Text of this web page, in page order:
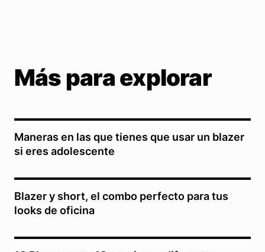
Más para explorar
Maneras en las que tienes que usar un blazer
si eres adolescente
Blazer y short, el combo perfecto para tus
looks de oficina